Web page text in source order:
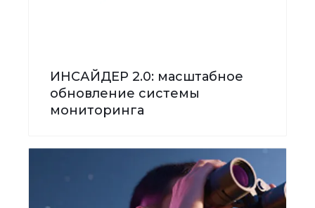
ИНСАЙДЕР 2.0: масштабное
обновление системы
мониторинга